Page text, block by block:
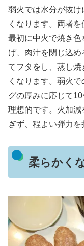
弱火では水分が抜
くなります。両者
最初に中火で焼き
げ、肉汁を閉じ込
てフタをし、蒸し
くなります。弱火
グの厚みに応じて
理想的です。火加
ぎず、程よい弾力を
柔らかく